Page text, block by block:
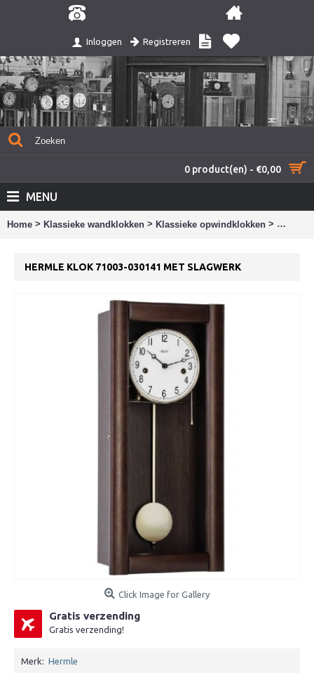
Inloggen Registreren
0 product(en) - €0,00
MENU
Home > Klassieke wandklokken > Klassieke opwindklokken > Hermle
HERMLE KLOK 71003-030141 MET SLAGWERK
Click Image for Gallery
Gratis verzending
Gratis verzending!
Merk: Hermle